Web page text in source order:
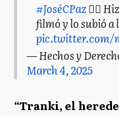
#JoséCPaz🙆‍♂️
filmó y lo subió a
pic.twitter.com/
— Hechos y
March 4, 2025
“Tranki, el